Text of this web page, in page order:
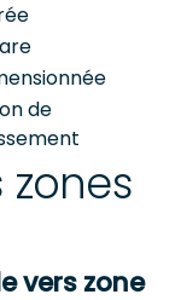
de
vers zone